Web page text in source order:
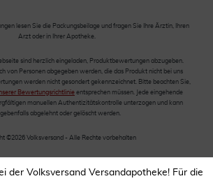
lesen Sie die Packungsbeilage und fragen Sie Ihre Ärztin, Ihren
Arzt oder in Ihrer Apotheke.
sind herzlich eingeladen, Produktbewertungen abzugeben.
von Personen abgegeben werden, die das Produkt nicht bei uns
werden nicht gesondert gekennzeichnet. Bitte beachten Sie,
Bewertungsrichtlinie entsprechen müssen. Jede eingehende
manuellen Authentizitätskontrolle unterzogen und kann
abgelehnt oder gelöscht werden.
©2026 Volksversand - Alle Rechte vorbehalten
der Volksversand Versandapotheke! Für die